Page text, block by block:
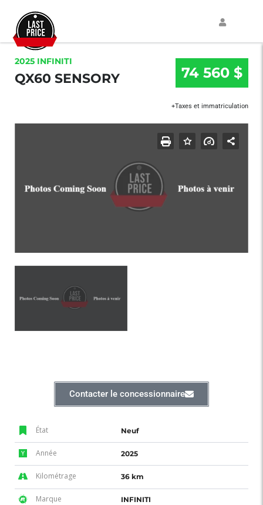
2025 INFINITI
QX60 SENSORY 74 560 $
+Taxes et immatriculation
Contacter le concessionnaire
État Neuf
Année 2025
Kilométrage 36 km
Marque INFINITI